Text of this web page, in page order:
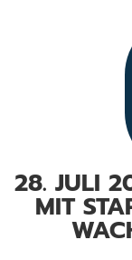
28. JULI
MIT